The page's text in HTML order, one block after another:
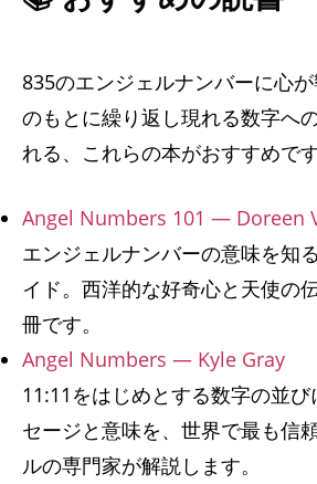
835のエンジェルナンバーに心
のもとに繰り返し現れる数字へ
れる、これらの本がおすすめです
Angel Numbers 101 — Doreen
エンジェルナンバーの意味を知
イド。西洋的な好奇心と天使の
冊です。
Angel Numbers — Kyle Gray
11:11をはじめとする数字の並
セージと意味を、世界で最も信
ルの専門家が解説します。